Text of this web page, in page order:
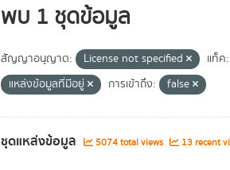
พบ 1 ชุดข้อมูล
สัญญาอนุญาต: License not specified แท็ค:
แหล่งข้อมูลที่มีอยู่
การเข้าถึง: false
ชุดแหล่งข้อมูล 5074 total views 13 recent